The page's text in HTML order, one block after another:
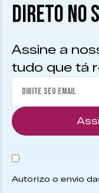
DIRETO NO
Assine a
tudo que tá
Autorizo o envio